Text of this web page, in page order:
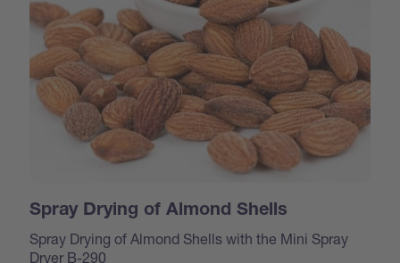
Spray Drying of Almond Shells
Spray Drying of Almond Shells with the Mini Spray
Dryer B-290